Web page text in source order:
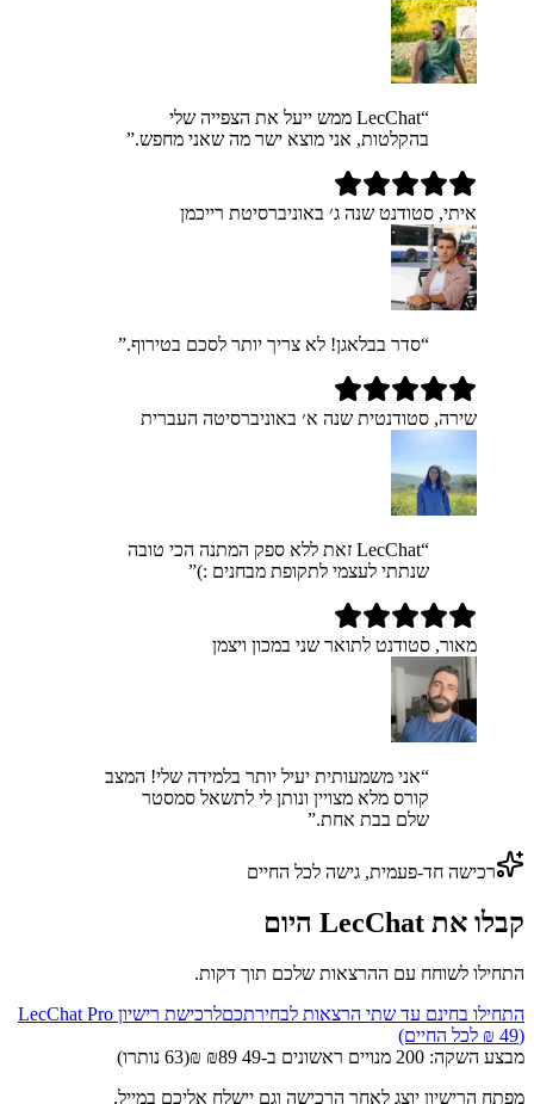
“
LecChat ממש ייעל את הצפייה שלי
בהקלטות, אני מוצא ישר מה שאני מחפש.”
איתי, סטודנט שנה ג׳ באוניברסיטת רייכמן
“סדר בבלאגן! לא צריך יותר לסכם בטירוף.”
שירה, סטודנטית שנה א׳ באוניברסיטה העברית
“
LecChat זאת ללא ספק המתנה הכי טובה
שנתתי לעצמי לתקופת מבחנים :)”
מאור, סטודנט לתואר שני במכון ויצמן
“אני משמעותית יעיל יותר בלמידה שלי! המצב
קורס מלא מצויין ונותן לי לתשאל סמסטר
שלם בבת אחת.”
רכישה חד-פעמית, גישה לכל החיים
קבלו את LecChat היום
התחילו לשוחח עם ההרצאות שלכם תוך דקות.
התחילו בחינם עד שתי הרצאות לבחירתכםלרכישת רישיון LecChat Pro
(49 ₪ לכל החיים)
מבצע השקה: 200 מנויים ראשונים ב-
49 ₪
89 ₪
(63 נותרו)
מפתח הרישיון יוצג לאחר הרכישה וגם יישלח אליכם במייל.